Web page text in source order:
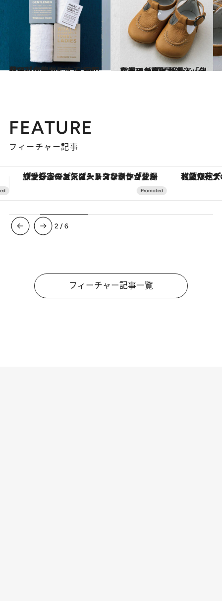
2020.12.8
暮らしを豊かにする“日用品”9選 ルールにとらわれない「内祝い」に
ライフスタイル 2020.12.7
スタイリストが選ぶ「出産祝い」9選 実はシックなものが喜ばれる！
ライフスタイル
FEATURE
フィーチャー記事
【夏限定ディナーコース】旬を迎える稚鮎や花ズッキーニなどをイタリア・トスカーナの郷土料理の手法で満喫！
3 /6
フィーチャー記事一覧